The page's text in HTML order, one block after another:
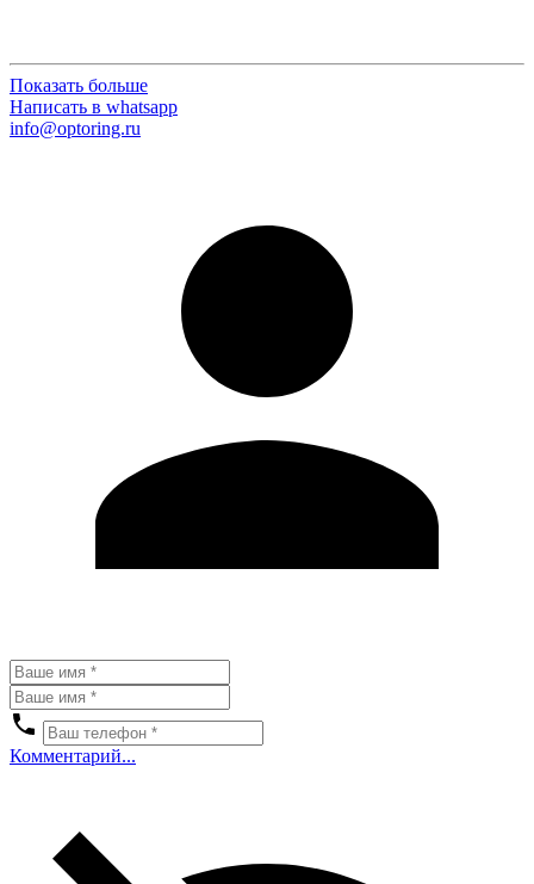
Показать больше
Написать в whatsapp
info@optoring.ru
Комментарий...